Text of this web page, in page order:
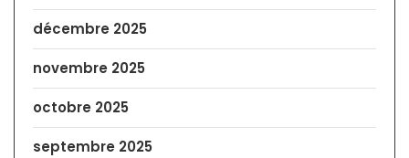
décembre 2025
novembre 2025
octobre 2025
septembre 2025